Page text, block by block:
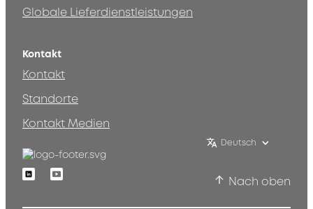
Globale Lieferdienstleistungen
Kontakt
Kontakt
Standorte
Kontakt Medien
Deutsch
LinkedinYoutube
Nach oben